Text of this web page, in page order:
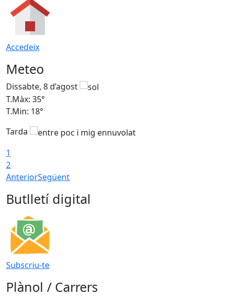
Accedeix
Meteo
Dissabte, 8 d’agost
T.Màx: 35°
T.Min: 18°
Tarda
1
2
AnteriorSegüent
Butlletí digital
Subscriu-te
Plànol / Carrers